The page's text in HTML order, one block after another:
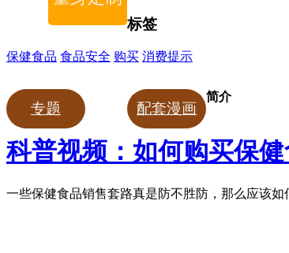
标签
保健食品 食品安全 购买 消费提示
专题 配套漫画
简介
科普视频：如何购买保
一些保健食品销售套路真是防不胜防，那么应该